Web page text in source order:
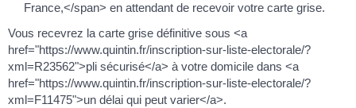
France,</span> en attendant de recevoir votre carte grise.
Vous recevrez la carte grise définitive sous <a
href="https://www.quintin.fr/inscription-sur-liste-electorale/?
xml=R23562">pli sécurisé</a> à votre domicile dans <a
href="https://www.quintin.fr/inscription-sur-liste-electorale/?
xml=F11475">un délai qui peut varier</a>.